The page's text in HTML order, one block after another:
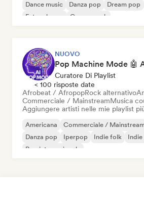
Dance music
Danza pop Dream pop
Future house
Garage rock
NUOVO
Curatore Di Playlist
< 100 risposte date
Afrobeat / AfropopRock alternativo
Commerciale / MainstreamMusica
Aggiungere artisti nelle mie playlist
Americana Commerciale /
Danza pop
Iperpop Indie folk
Pop internazionale